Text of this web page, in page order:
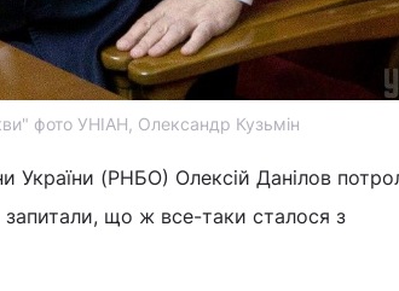
фото УНІАН, Олександр Кузьмін
України (РНБО) Олексій Данілов
що ж все-таки сталося з